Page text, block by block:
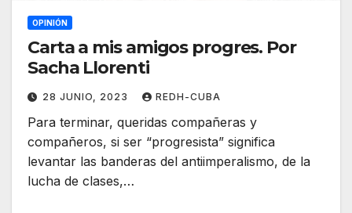
OPINIÓN
Carta a mis amigos progres. Por
Sacha Llorenti
28 JUNIO, 2023 REDH-CUBA
Para terminar, queridas compañeras y
compañeros, si ser “progresista” significa
levantar las banderas del antiimperalismo, de la
lucha de clases,…